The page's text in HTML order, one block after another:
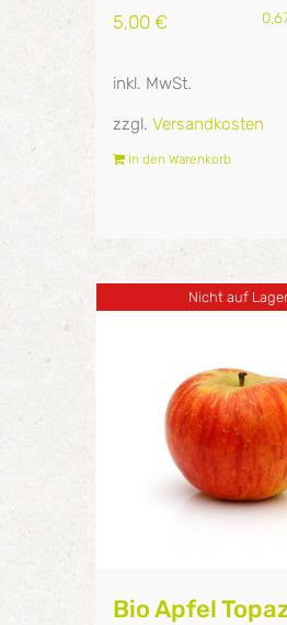
5,00 €
inkl. MwSt.
zzgl. Versandkosten
In den Warenkorb
Nicht auf
Bio Apfel